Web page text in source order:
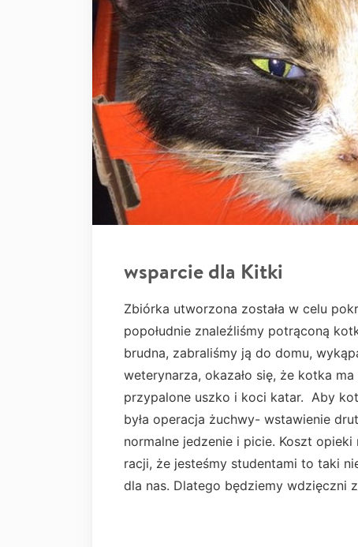
wsparcie dla Kitki
Zbiórka utworzona została w celu
popołudnie znaleźliśmy potrąconą
brudna, zabraliśmy ją do domu,
weterynarza, okazało się, że kotka
przypalone uszko i koci katar. Aby
była operacja żuchwy- wstawienie
normalne jedzenie i picie. Koszt
racji, że jesteśmy studentami to taki
dla nas. Dlatego będziemy wdzięczni